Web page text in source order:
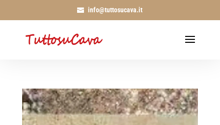
info@tuttosucava.it